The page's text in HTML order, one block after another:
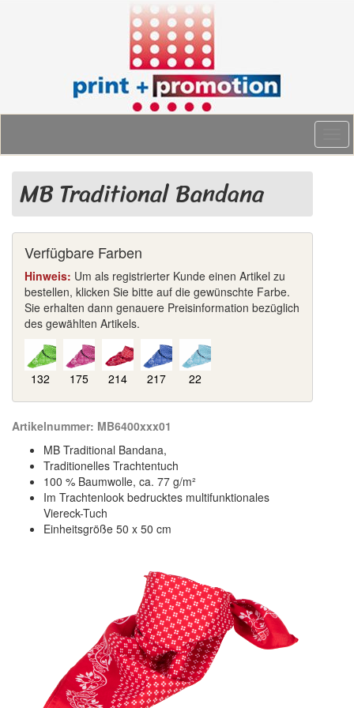
MB Traditional Bandana
Verfügbare Farben
Hinweis: Um als registrierter Kunde einen Artikel zu
bestellen, klicken Sie bitte auf die gewünschte Farbe.
Sie erhalten dann genauere Preisinformation bezüglich
des gewählten Artikels.
132 175 214 217 22
Artikelnummer: MB6400xxx01
MB Traditional Bandana,
Traditionelles Trachtentuch
100 % Baumwolle, ca. 77 g/m²
Im Trachtenlook bedrucktes multifunktionales
Viereck-Tuch
Einheitsgröße 50 x 50 cm